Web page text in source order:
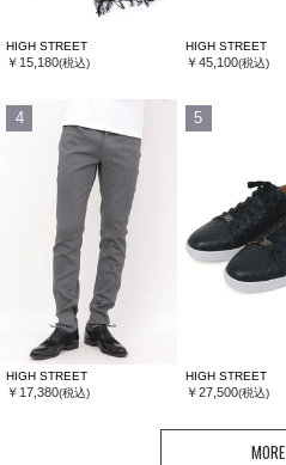
HIGH STREET
￥15,180(税込)
HIGH STREET
￥45,100(税込)
4
HIGH STREET
￥17,380(税込)
5
HIGH STREET
￥27,500(税込)
MORE